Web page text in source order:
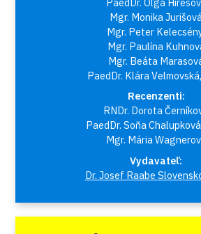
Mgr. Monika
Mgr. Peter
Mgr. Paulína
Mgr. Beáta
PaedDr. Klára
Recenzenti:
RNDr. Dorota
PaedDr. Soňa
Mgr. Mária
Vydavateľ:
Dr. Josef Raabe